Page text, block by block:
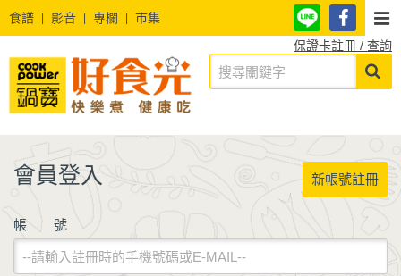
食譜 影音 專欄
市集
保證卡註冊 / 查詢
會員登入 新帳號註冊
帳 號